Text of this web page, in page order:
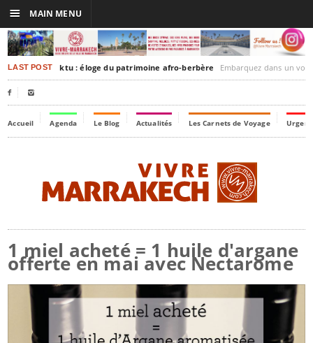
LAST POSTTimbuktu : éloge du patrimoine afro-berbère Embarquez dans un voyage culturel dans le
 
Accueil Agenda Le Blog Actualités Les Carnets de Voyage
1 miel acheté = 1 huile d'argane
offerte en mai avec Nectarome
☰ MAIN MENU